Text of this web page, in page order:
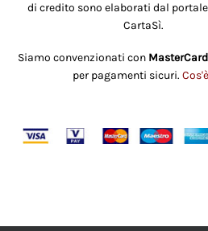
di credito sono elaborati dal
CartaSì.
Siamo convenzionati con
per pagamenti sicuri.